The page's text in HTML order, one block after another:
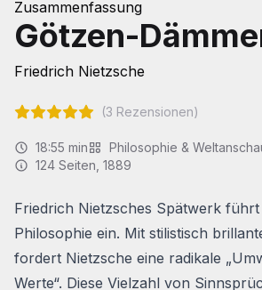
Zusammenfassung
Götzen-
Friedrich Nietzsche
(3 Rezensionen)
18:55 min
Philosophie &
124 Seiten , 1889
Friedrich Nietzsches Spätwerk führt
Philosophie ein. Mit stilistisch
fordert Nietzsche eine radikale
Werte“. Diese Vielzahl von